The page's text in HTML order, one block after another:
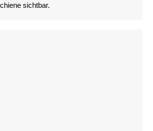
sichtbar.